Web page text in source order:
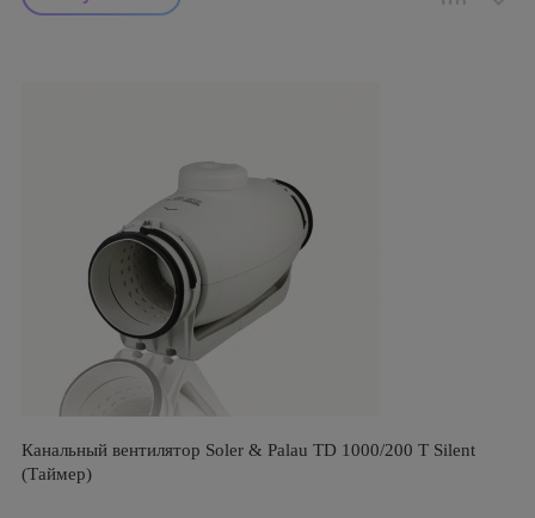
Канальный вентилятор Soler & Palau TD 1000/200 T Silent
(Таймер)